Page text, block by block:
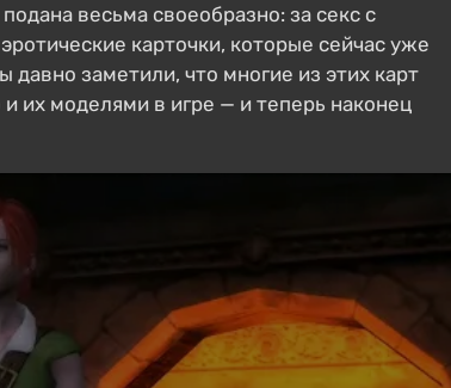
весьма своеобразно: за секс с
карточки, которые сейчас уже
заметили, что многие из этих карт
их моделями в игре — и теперь наконец